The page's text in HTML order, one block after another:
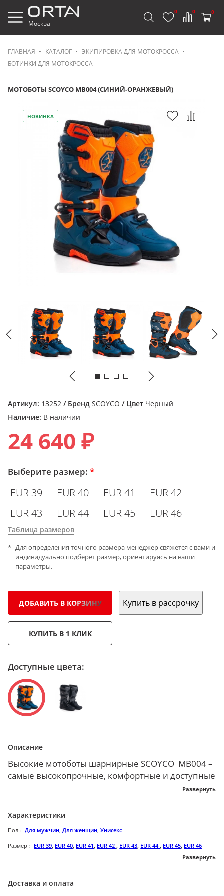
Москва
0 0 0
ГЛАВНАЯ КАТАЛОГ
ЭКИПИРОВКА ДЛЯ МОТОКРОССА
БОТИНКИ ДЛЯ МОТОКРОССА
МОТОБОТЫ SCOYCO MB004 (СИНИЙ-ОРАНЖЕВЫЙ)
НОВИНКА
Артикул: 13252 / Бренд SCOYCO / Цвет Черный
Наличие: В наличии
24 640 ₽
Выберите размер: *
EUR 39 EUR 40 EUR 41
EUR 42
EUR 43
EUR 44 EUR 45 EUR 46
Таблица размеров
Для определения точного размера менеджер свяжется с вами и
индивидуально подберет размер, ориентируясь на ваши
параметры.
ДОБАВИТЬ В КОРЗИНУ Купить в рассрочку
КУПИТЬ В 1 КЛИК
Доступные цвета:
Описание
Высокие мотоботы шарнирные SCOYCO MB004 –
самые высокопрочные, комфортные и доступные
мотоботы, которые вам нужны. Обеспечивают
высокую степень защиты мотоциклиста даже в
самых экстремальных случаях.
сгибать и разгибать ноги, не создавая давление
на стопу и не деформируя материал обуви
Основной материал верха – высококачественная
плотная экокожа.
Боты имеют усиление на всех уязвимых частях
Развернуть
Характеристики
Пол Для мужчин,Для женщин,Унисекс
Размер EUR 39, EUR 40, EUR 41, EUR 42, EUR 43, EUR 44, EUR 45, EUR 46
Развернуть
Доставка и оплата